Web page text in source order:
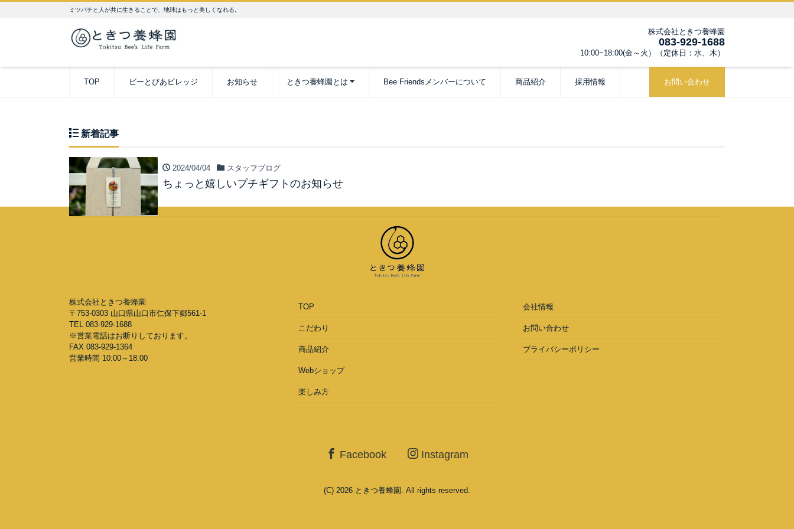
ミツバチと人が共に生きることで、地球はもっと美しくなれる。
株式会社ときつ養蜂園
083-929-1688
10:00~18:00(金～火）（定休日：水、木）
TOP ビーとぴあビレッジ お知らせ ときつ養蜂園とは Bee Friendsメンバーについて 商品紹介 採用情報 お問い合わせ
新着記事
2024/04/04 スタッフブログ
ちょっと嬉しいプチギフトのお知らせ
株式会社ときつ養蜂園
〒753-0303 山口県山口市仁保下郷561-1
TEL 083-929-1688
※営業電話はお断りしております。
FAX 083-929-1364
営業時間 10:00～18:00
TOP
こだわり
商品紹介
Webショップ
楽しみ方
会社情報
お問い合わせ
プライバシーポリシー
Facebook Instagram
(C) 2026 ときつ養蜂園 . All rights reserved.